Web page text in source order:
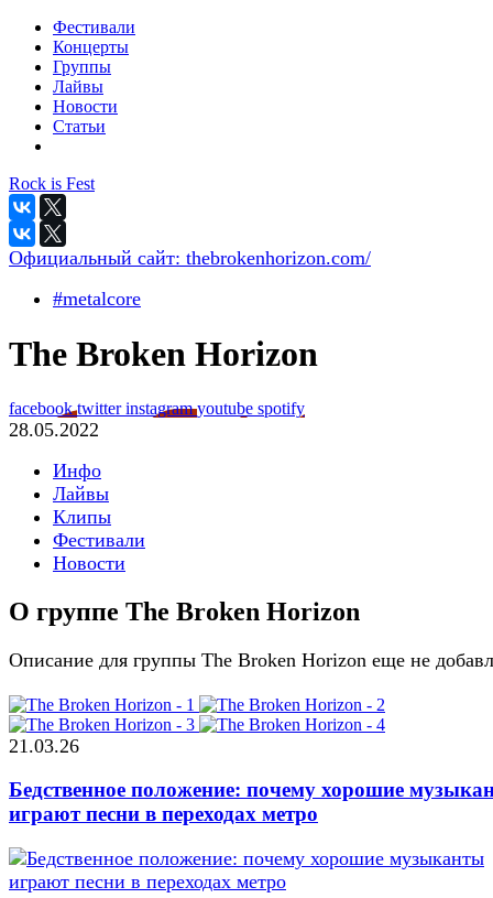
Фестивали
Концерты
Группы
Лайвы
Новости
Статьи
Rock is Fest
Официальный сайт: thebrokenhorizon.com/
#metalcore
The Broken Horizon
facebooktwitterinstagramyoutube spotify
28.05.2022
Инфо
Лайвы
Клипы
Фестивали
Новости
О группе The Broken Horizon
Описание для группы The Broken Horizon еще не
21.03.26
Бедственное положение: почему хорошие
играют песни в переходах метро